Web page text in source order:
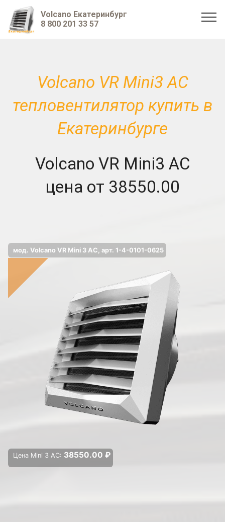
Volcano Екатеринбург
8 800 201 33 57
Volcano VR Mini3 AC
тепловентилятор купить в
Екатеринбурге
Volcano VR Mini3 AC
цена от 38550.00
мод. Volcano VR Mini 3 AC, арт. 1-4-0101-0625
Цена Mini 3 AC: 38550.00 ₽